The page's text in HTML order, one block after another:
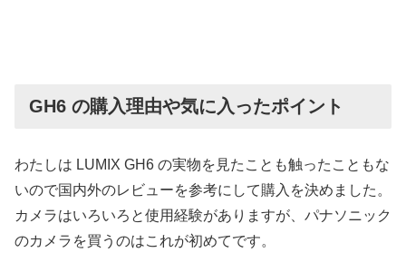
GH6 の購入理由や気に入ったポイント
わたしは LUMIX GH6 の実物を見たことも触ったこともな
いので国内外のレビューを参考にして購入を決めました。
カメラはいろいろと使用経験がありますが、パナソニック
のカメラを買うのはこれが初めてです。